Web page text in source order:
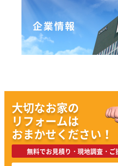
大切なお家の
リフォームは
おまかせください！
無料でお見積り・現地調査・ご